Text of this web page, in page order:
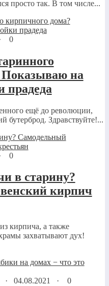
просто так. В том числе...
0
Показываю на
прадеда
ещё до революции,
бутерброд. Здравствуйте!...
0
в старину?
кирпич
кирпича, а также
захватывают дух!
04.08.2021 · 0